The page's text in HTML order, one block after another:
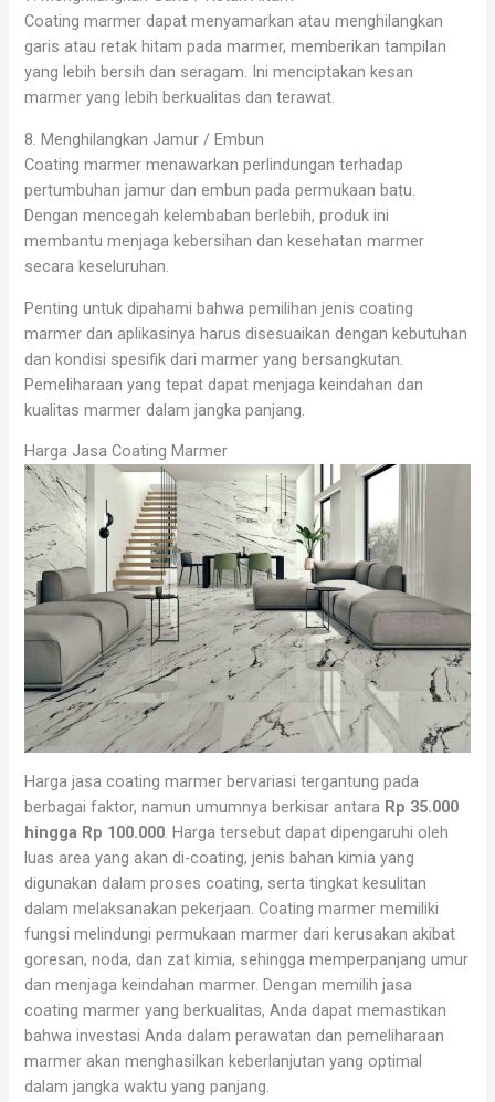
Coating marmer dapat menyamarkan atau menghilangkan
garis atau retak hitam pada marmer, memberikan tampilan
yang lebih bersih dan seragam. Ini menciptakan kesan
marmer yang lebih berkualitas dan terawat.
8. Menghilangkan Jamur / Embun
Coating marmer menawarkan perlindungan terhadap
pertumbuhan jamur dan embun pada permukaan batu.
Dengan mencegah kelembaban berlebih, produk ini
membantu menjaga kebersihan dan kesehatan marmer
secara keseluruhan.
Penting untuk dipahami bahwa pemilihan jenis coating
marmer dan aplikasinya harus disesuaikan dengan kebutuhan
dan kondisi spesifik dari marmer yang bersangkutan.
Pemeliharaan yang tepat dapat menjaga keindahan dan
kualitas marmer dalam jangka panjang.
Harga Jasa Coating Marmer
Harga jasa coating marmer bervariasi tergantung pada
berbagai faktor, namun umumnya berkisar antara Rp 35.000
hingga Rp 100.000. Harga tersebut dapat dipengaruhi oleh
luas area yang akan di-coating, jenis bahan kimia yang
digunakan dalam proses coating, serta tingkat kesulitan
dalam melaksanakan pekerjaan. Coating marmer memiliki
fungsi melindungi permukaan marmer dari kerusakan akibat
goresan, noda, dan zat kimia, sehingga memperpanjang umur
dan menjaga keindahan marmer. Dengan memilih jasa
coating marmer yang berkualitas, Anda dapat memastikan
bahwa investasi Anda dalam perawatan dan pemeliharaan
marmer akan menghasilkan keberlanjutan yang optimal
dalam jangka waktu yang panjang.